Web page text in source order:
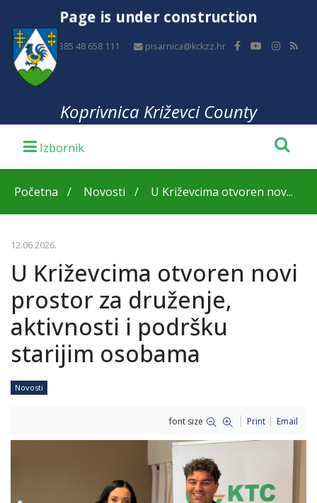
Page is under construction
+385 48 658 111 pisarnica@kckzz.hr
Koprivnica Križevci County
Početna Novosti U Križevcima otvoren nov...
12.06.2026.
U Križevcima otvoren novi
prostor za druženje,
aktivnosti i podršku
starijim osobama
Novosti
font size Print Email